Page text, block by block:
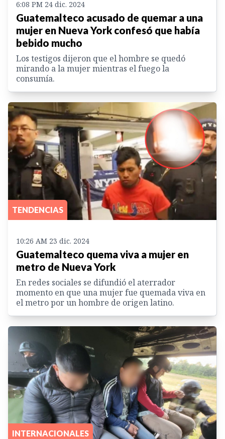
6:08 PM 24 dic. 2024
Guatemalteco acusado de quemar a una
mujer en Nueva York confesó que había
bebido mucho
Los testigos dijeron que el hombre se quedó
mirando a la mujer mientras el fuego la
consumía.
TENDENCIAS
10:26 AM 23 dic. 2024
Guatemalteco quema viva a mujer en
metro de Nueva York
En redes sociales se difundió el aterrador
momento en que una mujer fue quemada viva en
el metro por un hombre de origen latino.
INTERNACIONALES